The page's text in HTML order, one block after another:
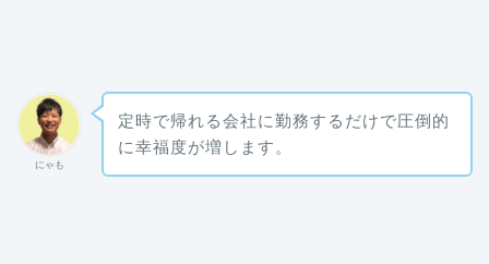
にゃも
定時で帰れる会社に勤務するだけで圧倒的
に幸福度が増します。